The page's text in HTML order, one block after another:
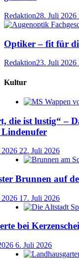
Redaktion28. Juli 2026
Optiker – fit für
Redaktion23. Juli 2026
Kultur
die ist lustig“ –
22. Juli 2026
Brunnen auf
17. Juli 2026
bei
6. Juli 2026